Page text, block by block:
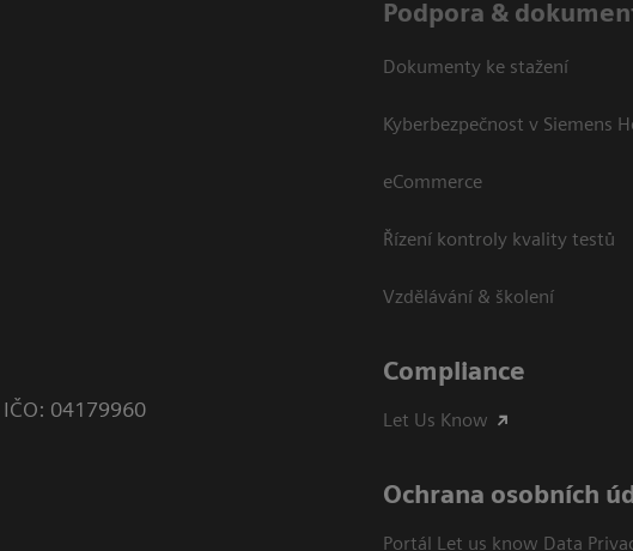
Podpora &
Dokumenty ke stažení
Kyberbezpečnost v Siemens
eCommerce
Řízení kontroly kvality testů
Vzdělávání & školení
IČO: 04179960
Compliance
Let Us Know
Ochrana osobních
Portál Let us know Data